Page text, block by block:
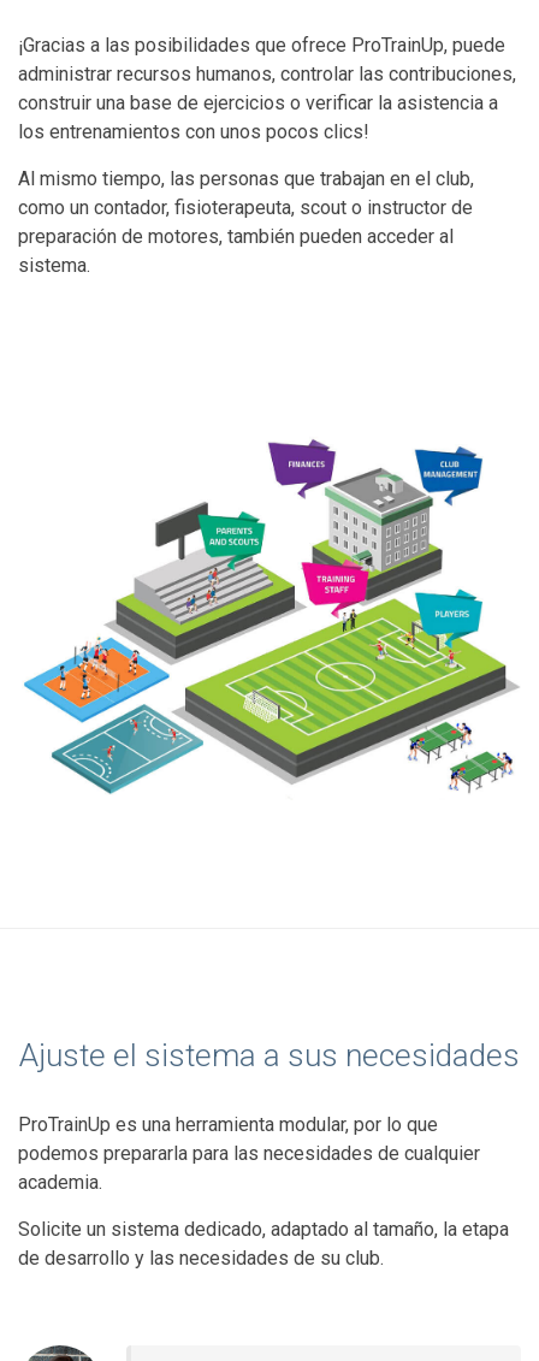
¡Gracias a las posibilidades que ofrece ProTrainUp, puede
administrar recursos humanos, controlar las contribuciones,
construir una base de ejercicios o verificar la asistencia a
los entrenamientos con unos pocos clics!
Al mismo tiempo, las personas que trabajan en el club,
como un contador, fisioterapeuta, scout o instructor de
preparación de motores, también pueden acceder al
sistema.
Ajuste el sistema a sus necesidades
ProTrainUp es una herramienta modular, por lo que
podemos prepararla para las necesidades de cualquier
academia.
Solicite un sistema dedicado, adaptado al tamaño, la etapa
de desarrollo y las necesidades de su club.